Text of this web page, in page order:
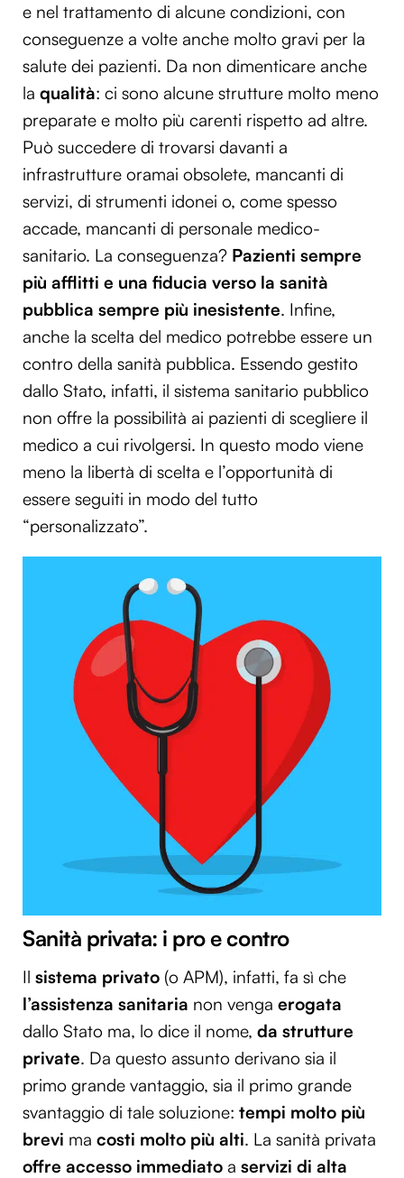
e nel trattamento di alcune condizioni, con
conseguenze a volte anche molto gravi per la
salute dei pazienti. Da non dimenticare anche
la qualità: ci sono alcune strutture molto meno
preparate e molto più carenti rispetto ad altre.
Può succedere di trovarsi davanti a
infrastrutture oramai obsolete, mancanti di
servizi, di strumenti idonei o, come spesso
accade, mancanti di personale medico-
sanitario. La conseguenza? Pazienti sempre
più afflitti e una fiducia verso la sanità
pubblica sempre più inesistente. Infine,
anche la scelta del medico potrebbe essere un
contro della sanità pubblica. Essendo gestito
dallo Stato, infatti, il sistema sanitario pubblico
non offre la possibilità ai pazienti di scegliere il
medico a cui rivolgersi. In questo modo viene
meno la libertà di scelta e l’opportunità di
essere seguiti in modo del tutto
“personalizzato”.
Sanità privata: i pro e contro
Il sistema privato (o APM), infatti, fa sì che
l’assistenza sanitaria non venga erogata
dallo Stato ma, lo dice il nome, da strutture
private. Da questo assunto derivano sia il
primo grande vantaggio, sia il primo grande
svantaggio di tale soluzione: tempi molto più
brevi ma costi molto più alti. La sanità privata
offre accesso immediato a servizi di alta